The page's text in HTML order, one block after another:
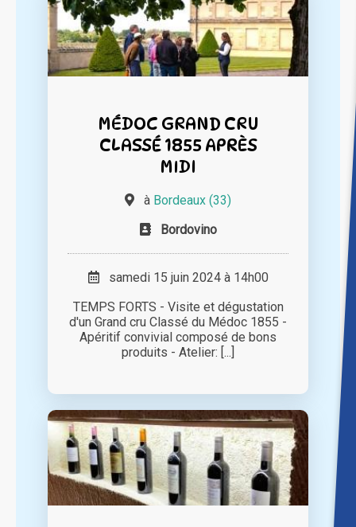
MÉDOC GRAND CRU
CLASSÉ 1855 APRÈS
MIDI
à Bordeaux (33)
Bordovino
samedi 15 juin 2024 à 14h00
TEMPS FORTS - Visite et dégustation
d'un Grand cru Classé du Médoc 1855 -
Apéritif convivial composé de bons
produits - Atelier: [...]